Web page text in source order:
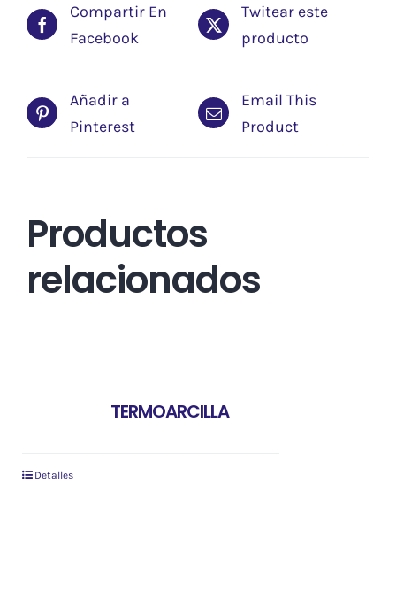
Compartir En
Facebook
Twitear este
producto
Añadir a
Pinterest
Email This
Product
Productos
relacionados
TERMOARCILLA
Detalles